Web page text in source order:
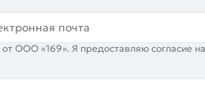
почта
ООО «169». Я предоставляю согласие